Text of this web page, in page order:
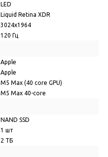
LED
Liquid Retina XDR
3024x1964
120 Гц
Apple
Apple
M5 Max (40 core GPU)
M5 Max 40-core
NAND SSD
1 шт
2 ТБ